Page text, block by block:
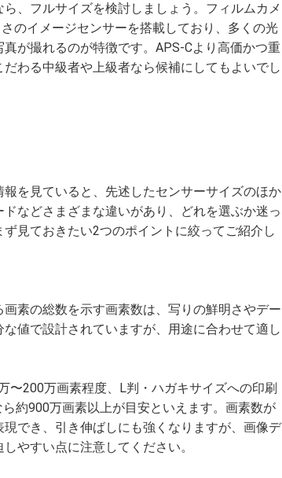
、フルサイズを検討しましょう。フィルムカメ
のイメージセンサーを搭載しており、多くの光
が撮れるのが特徴です。APS-Cより高価かつ重
わる中級者や上級者なら候補にしてもよいでし
を見ていると、先述したセンサーサイズのほか
などさまざまな違いがあり、どれを選ぶか迷っ
見ておきたい2つのポイントに絞ってご紹介し
素の総数を示す画素数は、写りの鮮明さやデー
値で設計されていますが、用途に合わせて適し
〜200万画素程度、L判・ハガキサイズへの印刷
約900万画素以上が目安といえます。画素数が
でき、引き伸ばしにも強くなりますが、画像デ
やすい点に注意してください。